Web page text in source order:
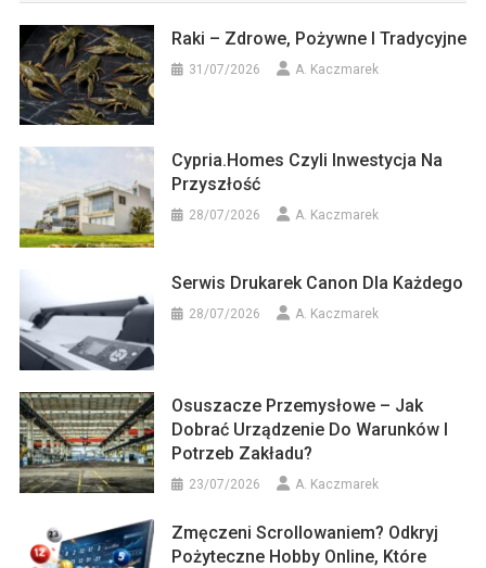
Raki – Zdrowe, Pożywne I Tradycyjne
31/07/2026 A. Kaczmarek
Cypria.homes Czyli Inwestycja Na
Przyszłość
28/07/2026 A. Kaczmarek
Serwis Drukarek Canon Dla Każdego
28/07/2026 A. Kaczmarek
Osuszacze Przemysłowe – Jak
Dobrać Urządzenie Do Warunków I
Potrzeb Zakładu?
23/07/2026 A. Kaczmarek
Zmęczeni Scrollowaniem? Odkryj
Pożyteczne Hobby Online, Które